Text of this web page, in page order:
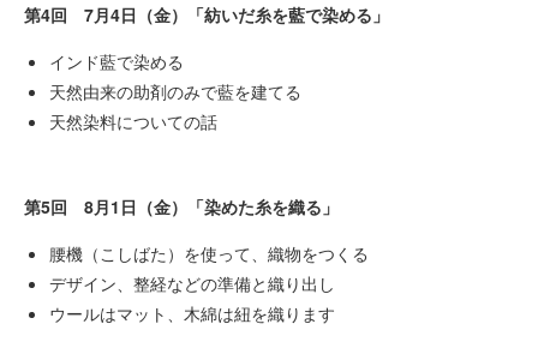
第4回 7月4日（金）「紡いだ糸を藍で染める」
インド藍で染める
天然由来の助剤のみで藍を建てる
天然染料についての話
第5回 8月1日（金）「染めた糸を織る」
腰機（こしばた）を使って、織物をつくる
デザイン、整経などの準備と織り出し
ウールはマット、木綿は紐を織ります